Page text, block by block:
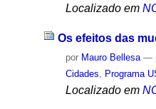
Localizado em
Os efeitos das
por Mauro Bellesa —
Cidades, Programa
Localizado em